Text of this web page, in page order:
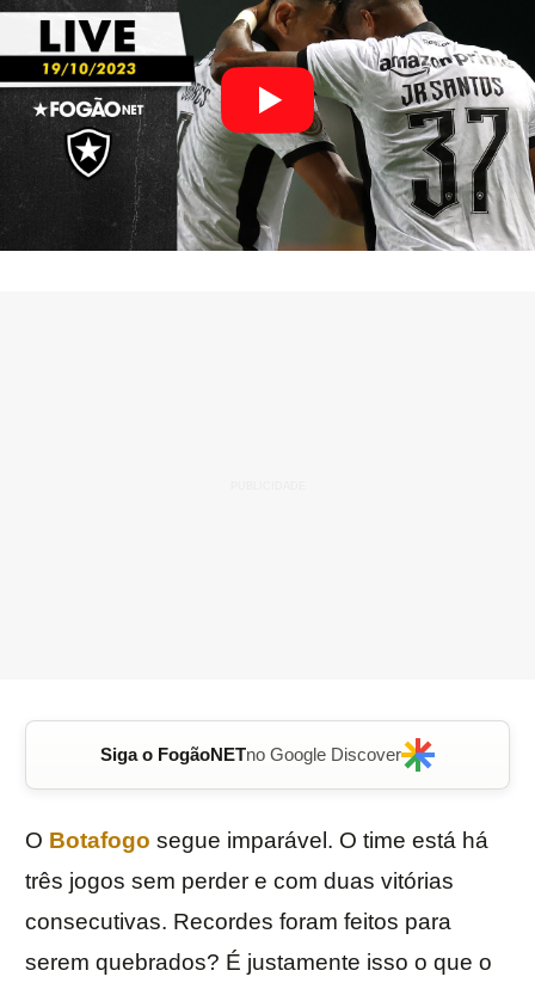
Siga o FogãoNETno Google Discover
O Botafogo segue imparável. O time está há
três jogos sem perder e com duas vitórias
consecutivas. Recordes foram feitos para
serem quebrados? É justamente isso o que o